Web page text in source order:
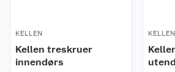
KELLEN
Kellen treskruer
innendørs
KELLEN